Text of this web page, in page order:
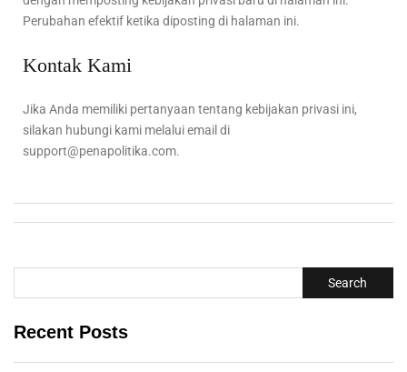
Perubahan efektif ketika diposting di halaman ini.
Kontak Kami
Jika Anda memiliki pertanyaan tentang kebijakan privasi ini,
silakan hubungi kami melalui email di
support@penapolitika.com.
Search
Recent Posts